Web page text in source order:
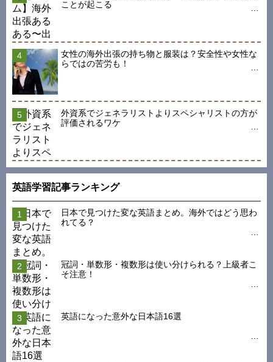
ことが起こる
女性の海外出張の持ち物と服装は？安全性や女性な
らではの苦労も！
外資系でジェネラリストよりスペシャリストの方が
評価されるワケ
英語学習記事ランキング
日本で見つけた変な英語まとめ。海外ではどう思わ
れてる？
冠詞・単数形・複数形は使い分けられる？上級者こ
そ注意！
英語になった意外な日本語16選